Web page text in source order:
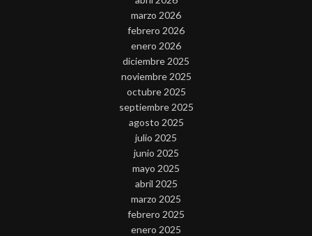
marzo 2026
febrero 2026
enero 2026
diciembre 2025
noviembre 2025
octubre 2025
septiembre 2025
agosto 2025
julio 2025
junio 2025
mayo 2025
abril 2025
marzo 2025
febrero 2025
enero 2025